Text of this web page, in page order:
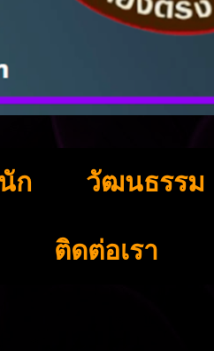
ก วัฒนธรรม
ติดต่อเรา